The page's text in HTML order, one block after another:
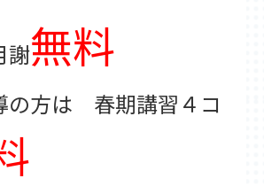
生徒保護者の声
問
謝無料
方は 春期講習４コ